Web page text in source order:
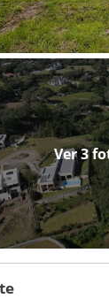
Ver 3